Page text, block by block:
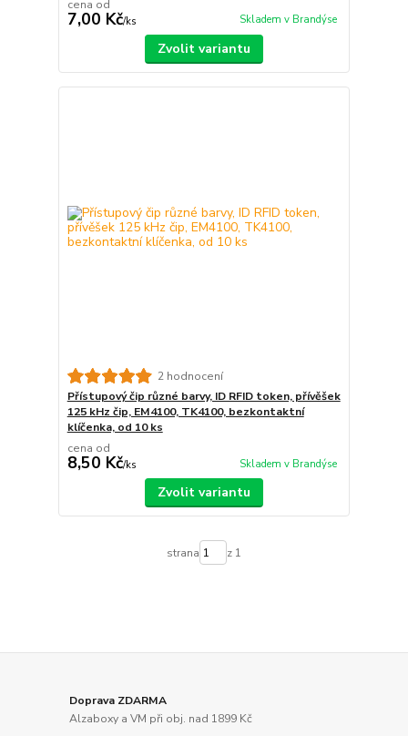
cena od
7,00 Kč/ks Skladem v Brandýse
Zvolit variantu
2 hodnocení
Přístupový čip různé barvy, ID RFID token, přívěšek
125 kHz čip, EM4100, TK4100, bezkontaktní
klíčenka, od 10 ks
cena od
8,50 Kč/ks Skladem v Brandýse
Zvolit variantu
strana z 1
Doprava ZDARMA
Alzaboxy a VM při obj. nad 1899 Kč